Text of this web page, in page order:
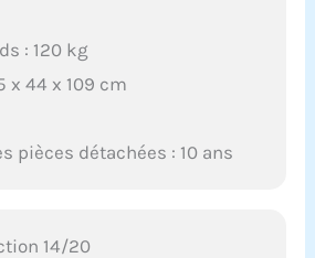
: 120 kg
x 44 x 109 cm
pièces détachées : 10 ans
14/20